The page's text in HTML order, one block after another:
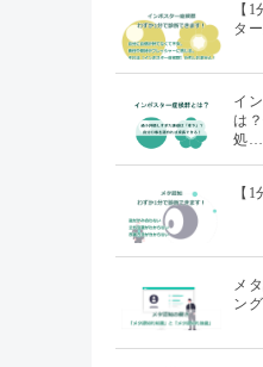
【
タ
イ
は
処…
【
メ
ン